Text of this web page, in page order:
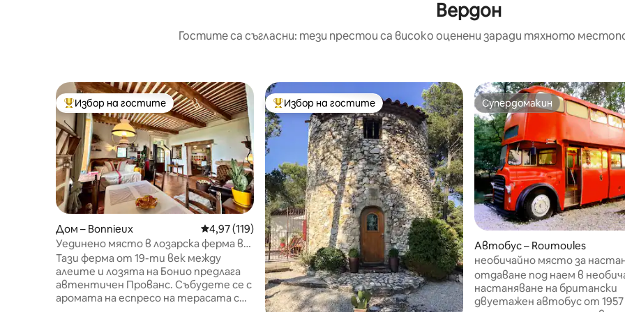
Вердон
Гостите са съгласни: тези престои са високо оценени заради тяхното
Най-популярен избор на гостите
Избор на гостите
Дом – Bonnieux Средна оценка: 4,97 от 5, 119 отзива
4,97 (119)
Уединено място в лозарска ферма в
Бонио – Домашните любимци са
добре дошли
Тази ферма от 19-ти век между
алеите и лозята на Бонио предлага
автентичен Прованс. Събудете се с
аромата на еспресо на терасата с
Най-популярен избор на гостите
Избор на гостите Супердомакин
Супердомакин
Автобус – Roumoules
необичайно място за
имперски автобус във
отдаване под наем в
настаняване на британски
двуетажен автобус от 1957